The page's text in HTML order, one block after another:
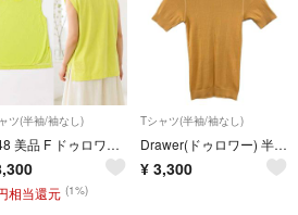
ツ(半袖/袖なし)
T448 美品 F ドゥロワー ロゴ刺繍 夏服 涼しげ カットソー レディース
相当還元 (1%)
Tシャツ(半袖/袖なし)
Drawer(ドゥロワー) 半袖Tシャツ レディース - オレンジ クルーネック/ニット
¥ 3,300